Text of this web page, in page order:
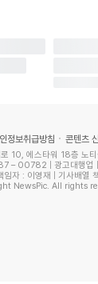
은혜 특유의 몽환
정보취급방침 콘텐츠
10, 에스타워 18층 노
– 00782 | 광고대행
임자 : 이영재 | 기사배열
NewsPic. All rights